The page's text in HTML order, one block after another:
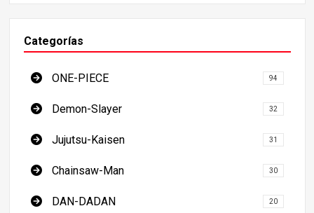
Categorías
ONE-PIECE 94
Demon-Slayer 32
Jujutsu-Kaisen 31
Chainsaw-Man 30
DAN-DADAN 20